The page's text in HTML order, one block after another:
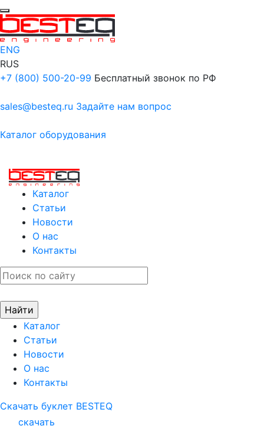
ENG
RUS
+7 (800) 500-20-99 Бесплатный звонок по РФ
sales@besteq.ru Задайте нам вопрос
Каталог оборудования
Каталог
Статьи
Новости
О нас
Контакты
Каталог
Статьи
Новости
О нас
Контакты
Скачать буклет BESTEQ
скачать